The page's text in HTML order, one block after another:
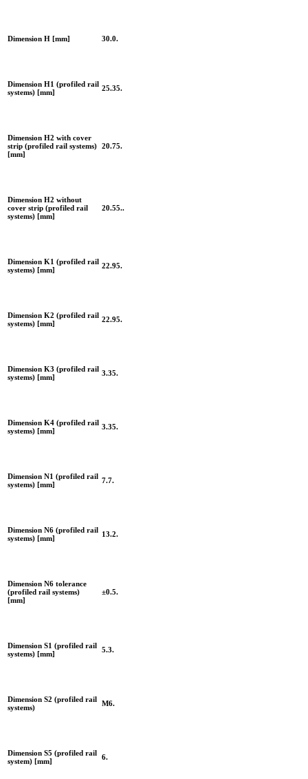
Dimension H [mm] 30.0.
Dimension H1 (profiled rail
systems) [mm]
25.35.
Dimension H2 with cover
strip (profiled rail systems)
[mm]
20.75.
Dimension H2 without
cover strip (profiled rail
systems) [mm]
20.55..
Dimension K1 (profiled rail
systems) [mm]
22.95.
Dimension K2 (profiled rail
systems) [mm]
22.95.
Dimension K3 (profiled rail
systems) [mm]
3.35.
Dimension K4 (profiled rail
systems) [mm]
3.35.
Dimension N1 (profiled rail
systems) [mm]
7.7.
Dimension N6 (profiled rail
systems) [mm]
13.2.
Dimension N6 tolerance
(profiled rail systems)
[mm]
±0.5.
Dimension S1 (profiled rail
systems) [mm]
5.3.
Dimension S2 (profiled rail
systems)
M6.
Dimension S5 (profiled rail
system) [mm]
6.